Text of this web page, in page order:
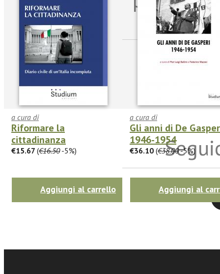
a cura di
Riformare la
cittadinanza
€15.67 (€16.50-5%)
Aggiungi al carrello
a cura di
Gli anni di De
1946-1954
€36.10 (€38.00-5%)
Aggiungi al
sulle